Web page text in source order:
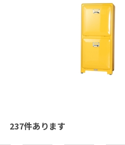
237件あります